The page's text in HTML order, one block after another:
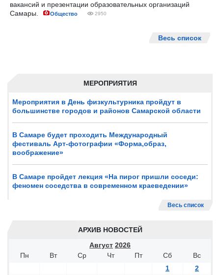
МЕРОПРИЯТИЯ
Мероприятия в День физкультурника пройдут в
большинстве городов и районов Самарской области
В Самаре будет проходить Международный
фестиваль Арт-фотографии «Форма,образ,
воображение»
В Самаре пройдет лекция «На пирог пришли соседи:
феномен соседства в современном краеведении»
Весь список
АРХИВ НОВОСТЕЙ
Август 2026
Пн
Вт Ср Чт Пт Сб
Вс
1
2
вакансий и презентации образовательных организаций
Самары.
Общество 2950
Весь список